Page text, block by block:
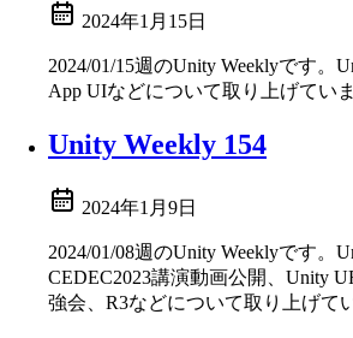
2024年1月15日
2024/01/15週のUnity Weeklyです。
App UIなどについて取り上げていま
Unity Weekly 154
2024年1月9日
2024/01/08週のUnity Weeklyです。
CEDEC2023講演動画公開、Unity
強会、R3などについて取り上げて